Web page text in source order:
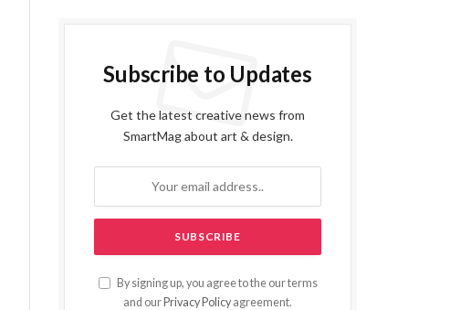
Subscribe to Updates
Get the latest creative news from
SmartMag about art & design.
By signing up, you agree to the our terms
and our Privacy Policy agreement.